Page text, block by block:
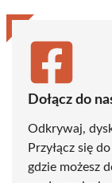
Dołącz do
Odkrywaj,
Przyłącz się
gdzie możesz